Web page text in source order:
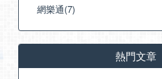
網樂通(7)
熱門文章